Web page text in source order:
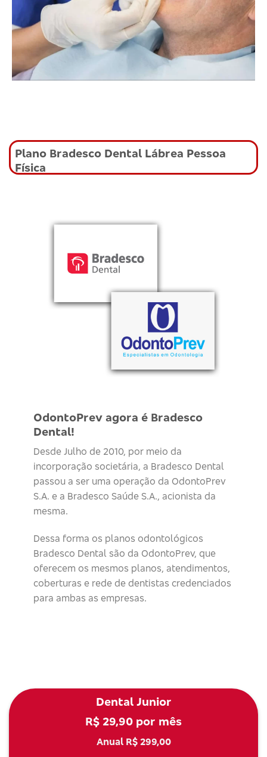
Plano Bradesco Dental Lábrea Pessoa
Física
OdontoPrev agora é Bradesco
Dental!
Desde Julho de 2010, por meio da
incorporação societária, a Bradesco Dental
passou a ser uma operação da OdontoPrev
S.A. e a Bradesco Saúde S.A., acionista da
mesma.
Dessa forma os planos odontológicos
Bradesco Dental são da OdontoPrev, que
oferecem os mesmos planos, atendimentos,
coberturas e rede de dentistas credenciados
para ambas as empresas.
Dental Junior
R$ 29,90 por mês
Anual R$ 299,00